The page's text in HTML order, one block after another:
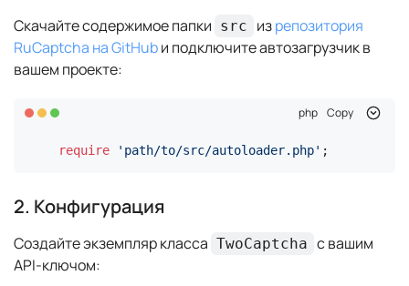
Скачайте содержимое папки src изрепозитория
RuCaptcha на GitHubи подключите автозагрузчик в
вашем проекте:
php Copy
require 'path/to/src/autoloader.php' ;
2. Конфигурация
Создайте экземпляр класса TwoCaptcha с вашим
API-ключом: